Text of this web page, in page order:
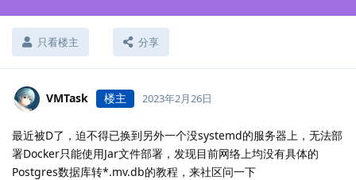
只看楼主 分享
VMTask 楼主 2023年2月26日
最近被D了，迫不得已换到另外一个没systemd的服务器上，无法部
署Docker只能使用Jar文件部署，发现目前网络上均没有具体的
Postgres数据库转*.mv.db的教程，来社区问一下